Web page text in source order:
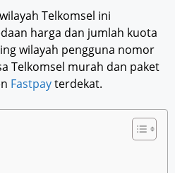
Telkomsel ini
harga dan jumlah kuota
wilayah pengguna nomor
Telkomsel murah dan paket
Fastpayterdekat.